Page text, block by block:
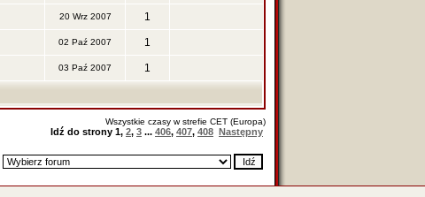
20 Wrz 2007 1
02 Paź 2007 1
03 Paź 2007 1
Wszystkie czasy w strefie CET (Europa)
Idź do strony 1, 2, 3 ... 406, 407, 408 Następny